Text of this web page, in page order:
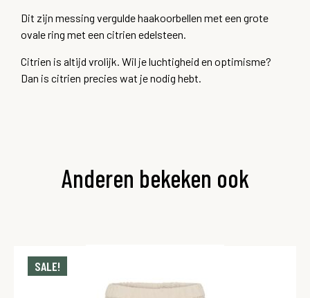
Dit zijn messing vergulde haakoorbellen met een grote
ovale ring met een citrien edelsteen.
Citrien is altijd vrolijk. Wil je luchtigheid en optimisme?
Dan is citrien precies wat je nodig hebt.
Anderen bekeken ook
SALE!